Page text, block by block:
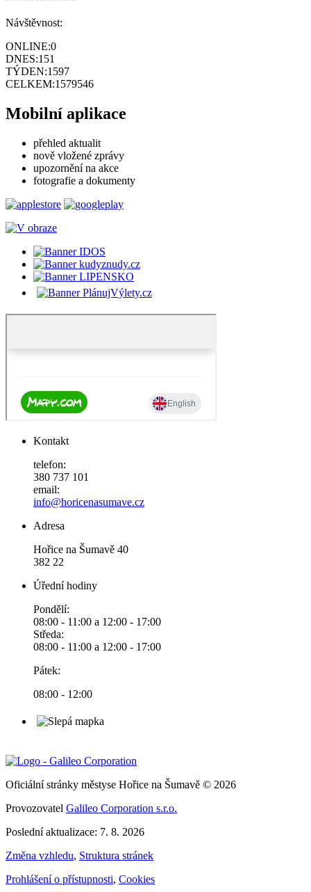
Návštěvnost:
ONLINE:0
DNES:151
TÝDEN:1597
CELKEM:1579546
Mobilní aplikace
přehled aktualit
nově vložené zprávy
upozornění na akce
fotografie a dokumenty
Kontakt
telefon:
380 737 101
email:
info@horicenasumave.cz
Adresa
Hořice na Šumavě 40
382 22
Úřední hodiny
Pondělí:
08:00 - 11:00 a 12:00 - 17:00
Středa:
08:00 - 11:00 a 12:00 - 17:00
Pátek:
08:00 - 12:00
Oficiální stránky městyse Hořice na Šumavě © 2026
Provozovatel Galileo Corporation s.r.o.
Poslední aktualizace: 7. 8. 2026
Změna vzhledu, Struktura stránek
Prohlášení o přístupnosti, Cookies